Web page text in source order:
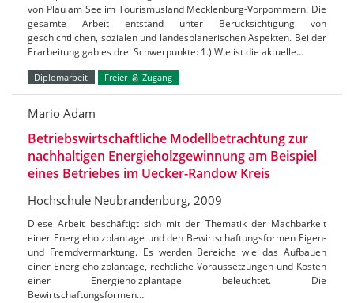
von Plau am See im Tourismusland Mecklenburg-Vorpommern. Die
gesamte Arbeit entstand unter Berücksichtigung von
geschichtlichen, sozialen und landesplanerischen Aspekten. Bei der
Erarbeitung gab es drei Schwerpunkte: 1.) Wie ist die aktuelle…
Diplomarbeit Freier Zugang
Mario Adam
Betriebswirtschaftliche Modellbetrachtung zur
nachhaltigen Energieholzgewinnung am Beispiel
eines Betriebes im Uecker-Randow Kreis
Hochschule Neubrandenburg, 2009
Diese Arbeit beschäftigt sich mit der Thematik der Machbarkeit
einer Energieholzplantage und den Bewirtschaftungsformen Eigen-
und Fremdvermarktung. Es werden Bereiche wie das Aufbauen
einer Energieholzplantage, rechtliche Voraussetzungen und Kosten
einer Energieholzplantage beleuchtet. Die
Bewirtschaftungsformen…